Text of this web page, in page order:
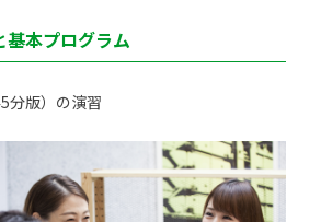
本プログラム
分版）の演習